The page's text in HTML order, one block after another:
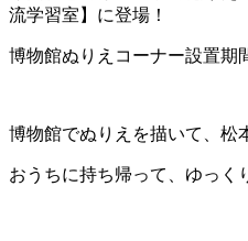
流学習室】に登場！
博物館ぬりえコーナー設置期
博物館でぬりえを描いて、松
おうちに持ち帰って、ゆっく